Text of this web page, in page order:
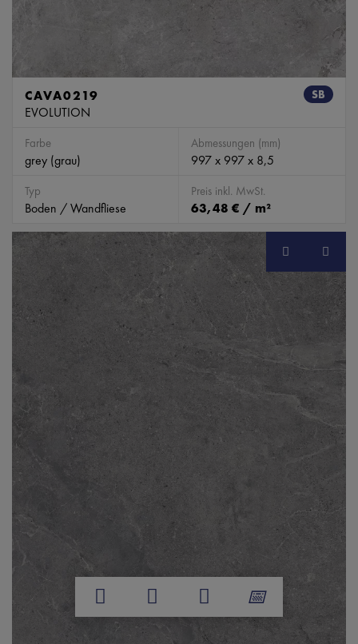
SB
CAVA0219
EVOLUTION
Farbe
grey (grau)
Abmessungen (mm)
997 x 997 x 8,5
Typ
Boden / Wandfliese
Preis inkl. MwSt.
63,48 € / m²